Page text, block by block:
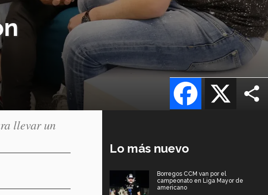
X
Facebook
llevar un
Lo más nuevo
Borregos CCM van por el
campeonato en Liga Mayor de
americano